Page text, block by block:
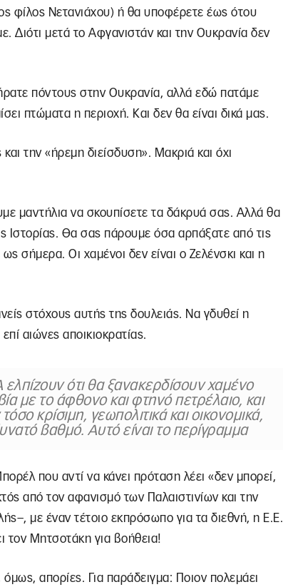
φίλος Νετανιάχου) ή θα υποφέρετε έως ότου
Διότι μετά το Αφγανιστάν και την Ουκρανία δεν
πόντους στην Ουκρανία, αλλά εδώ πατάμε
πτώματα η περιοχή. Και δεν θα είναι δικά μας.
την «ήρεμη διείσδυση». Μακριά και όχι
μαντήλια να σκουπίσετε τα δάκρυά σας. Αλλά θα
Θα σας πάρουμε όσα αρπάξατε από τις
σήμερα. Οι χαμένοι δεν είναι ο Ζελένσκι και η
στόχους αυτής της δουλειάς. Να γδυθεί η
αιώνες αποικιοκρατίας.
ότι θα ξανακερδίσουν χαμένο
με το άφθονο και φτηνό πετρέλαιο, και
κρίσιμη, γεωπολιτικά και οικονομικά,
βαθμό. Αυτό είναι το περίγραμμα
που αντί να κάνει πρόταση λέει «δεν μπορεί,
από τον αφανισμό των Παλαιστινίων και την
με έναν τέτοιο εκπρόσωπο για τα διεθνή, η Ε.Ε.
τον Μητσοτάκη για βοήθεια!
απορίες. Για παράδειγμα: Ποιον πολεμάει